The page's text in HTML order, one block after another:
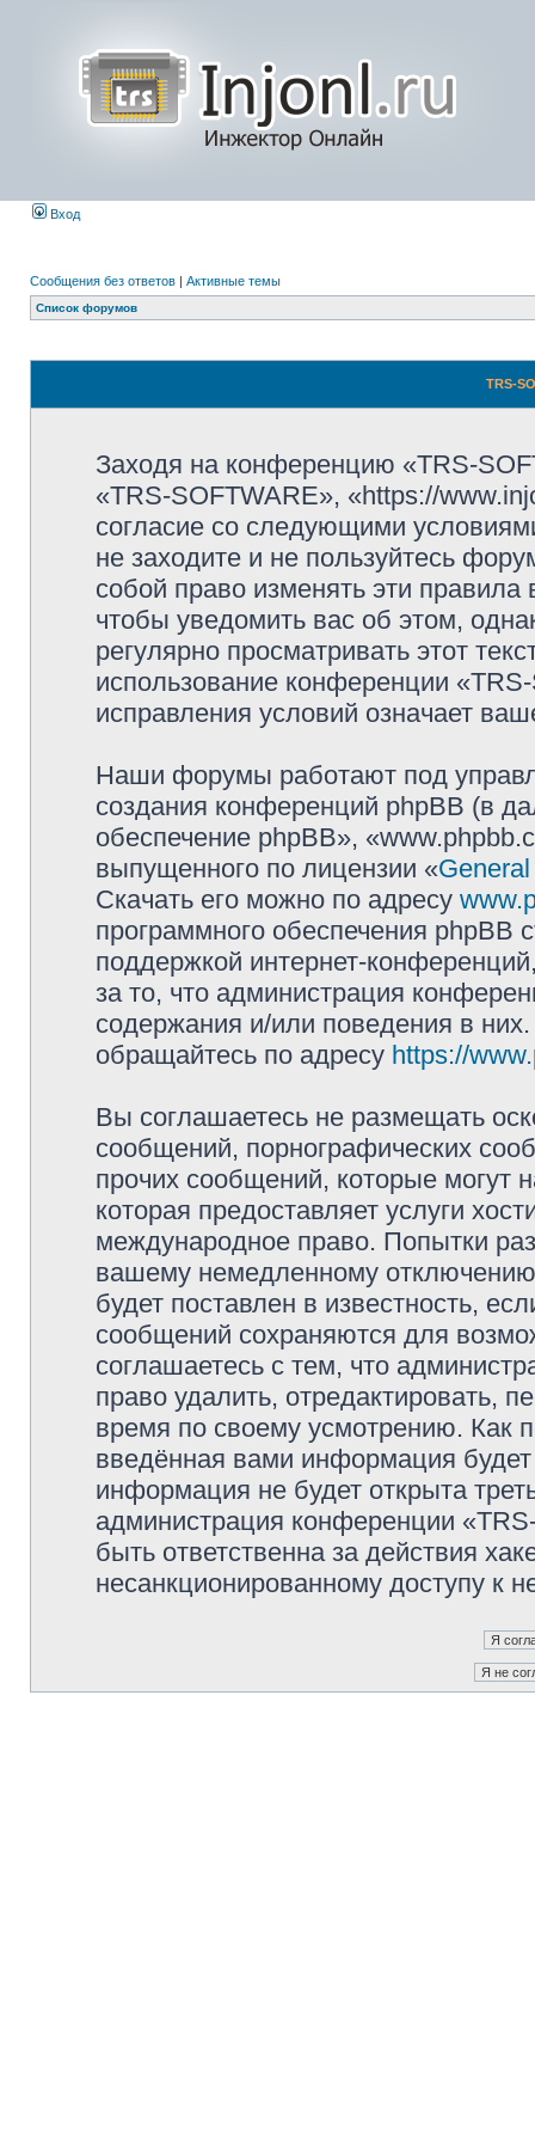
Вход
Сообщения без ответов | Активные темы
Список форумов
TRS-
Заходя на конференцию «TRS-
«TRS-SOFTWARE», «https://
согласие со следующими
не заходите и не пользуйтесь
собой право изменять эти
чтобы уведомить вас об этом,
регулярно просматривать этот
использование конференции
исправления условий означает
Наши форумы работают под
создания конференций phpBB (в
обеспечение phpBB»,
выпущенного по лицензии «
Скачать его можно по адресу
программного обеспечения phpBB
поддержкой интернет-
за то, что администрация
содержания и/или поведения в
обращайтесь по адресу https://
Вы соглашаетесь не размещать
сообщений, порнографических
прочих сообщений, которые могут
которая предоставляет услуги
международное право. Попытки
вашему немедленному
будет поставлен в известность,
сообщений сохраняются для
соглашаетесь с тем, что
право удалить, отредактировать,
время по своему усмотрению. Как
введённая вами информация
информация не будет открыта
администрация конференции
быть ответственна за действия
несанкционированному доступу к